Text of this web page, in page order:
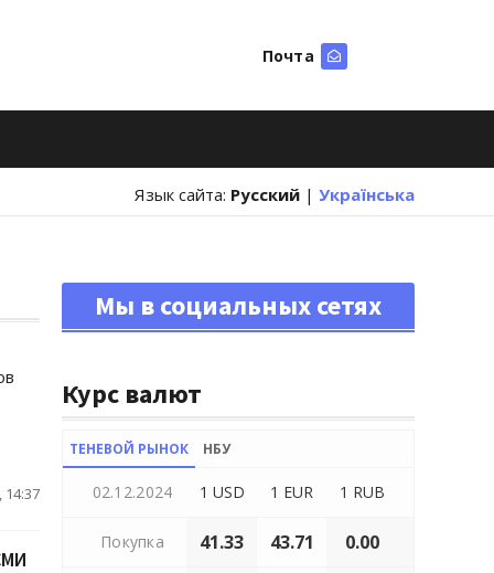
Почта
Язык сайта: Русский | Українська
14:37
Мы в социальных сетях
Курс валют
ТЕНЕВОЙ РЫНОК НБУ
02.12.2024 1 USD 1 EUR 1 RUB
Покупка 41.33 43.71 0.00